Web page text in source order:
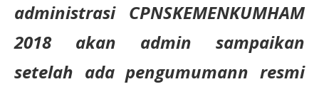
administrasi CPNSKEMENKUMHAM
2018 akan admin sampaikan
setelah ada pengumumann resmi